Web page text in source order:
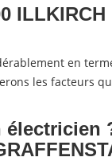
ILLKIRCH
en
les facteurs